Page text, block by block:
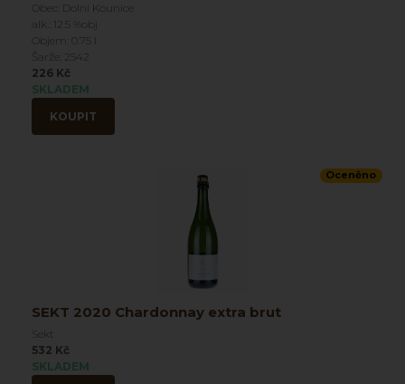
Obec: Dolní Kounice
alk.: 12.5 %obj
Objem: 0.75 l
Šarže: 2542
226 Kč
SKLADEM
KOUPIT
Oceněno
SEKT 2020 Chardonnay extra brut
Sekt
532 Kč
SKLADEM